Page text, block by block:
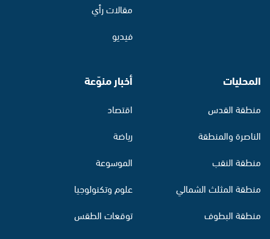
مقالات رأي
فيديو
المحليات
منطقة القدس
الناصرة والمنطقة
منطقة النقب
منطقة المثلث الشمالي
منطقة البطوف
أخبار منوّعة
اقتصاد
رياضة
الموسوعة
علوم وتكنولوجيا
توقعات الطقس